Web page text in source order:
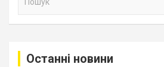
Останні новини